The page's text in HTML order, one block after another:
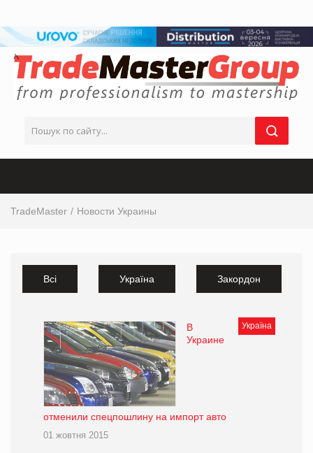
TradeMaster Новости Украины
Всі Україна Закордон
Україна
В
Украине
отменили спецпошлину на импорт авто
01 жовтня 2015